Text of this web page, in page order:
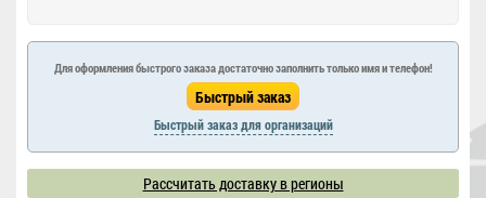
Для оформления быстрого заказа достаточно заполнить только имя и телефон!
Быстрый заказ для организаций
Рассчитать доставку в регионы